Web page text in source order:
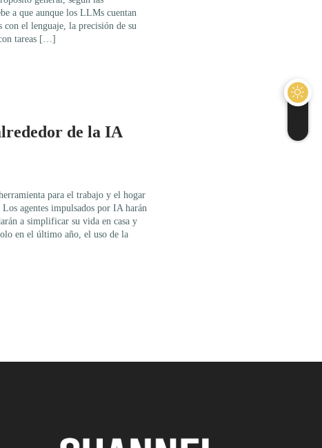
a que aunque los LLMs cuentan
con el lenguaje, la precisión de su
tareas […]
de la IA
para el trabajo y el hogar
agentes impulsados por IA harán
a simplificar su vida en casa y
en el último año, el uso de la